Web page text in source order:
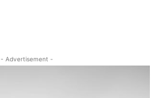
- Advertisement -